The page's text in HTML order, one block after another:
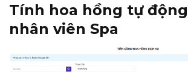
Tính hoa hồng tự
nhân viên Spa